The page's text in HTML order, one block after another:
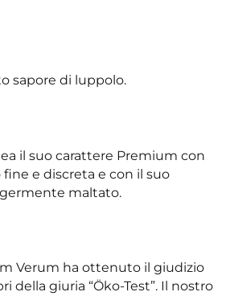
sapore di luppolo.
il suo carattere Premium con
e discreta e con il suo
maltato.
Verum ha ottenuto il giudizio
della giuria “Öko-Test”. Il nostro